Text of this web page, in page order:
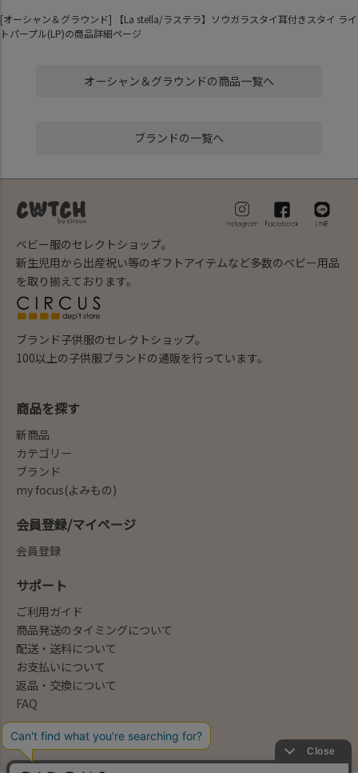
[オーシャン＆グラウンド] 【La stella/ラステラ】ソウガラスタイ耳付きスタイ ライ
トパープル(LP)の商品詳細ページ
オーシャン＆グラウンドの商品一覧へ
ブランドの一覧へ
ベビー服のセレクトショップ。
新生児用から出産祝い等のギフトアイテムなど多数のベビー用品
を取り揃えております。
ブランド子供服のセレクトショップ。
100以上の子供服ブランドの通販を行っています。
会社概要/お問合せ先
商品を探す
新商品
カテゴリー
ブランド
my focus(よみもの)
会員登録/マイページ
会員登録
サポート
ご利用ガイド
商品発送のタイミングについて
配送・送料について
お支払いについて
返品・交換について
FAQ